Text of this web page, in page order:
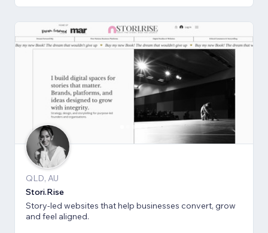
QLD, AU
Stori.Rise
Story-led websites that help businesses convert, grow
and feel aligned.